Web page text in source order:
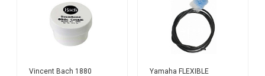
Vincent Bach 1880
Yamaha FLEXIBLE